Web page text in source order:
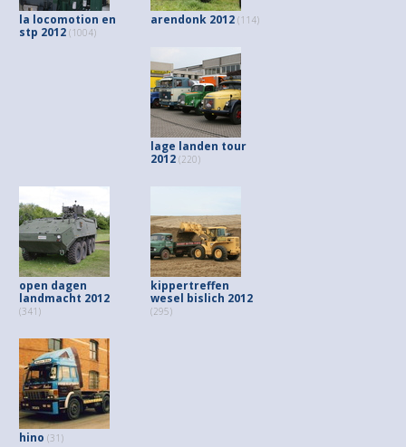
la locomotion en
stp 2012 (1004)
arendonk 2012 (114)
lage landen tour
2012 (220)
open dagen
landmacht 2012
(341)
kippertreffen
wesel bislich 2012
(295)
hino (31)